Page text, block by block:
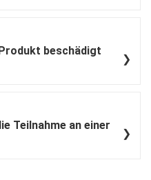
beschädigt
❯
Teilnahme an einer
❯